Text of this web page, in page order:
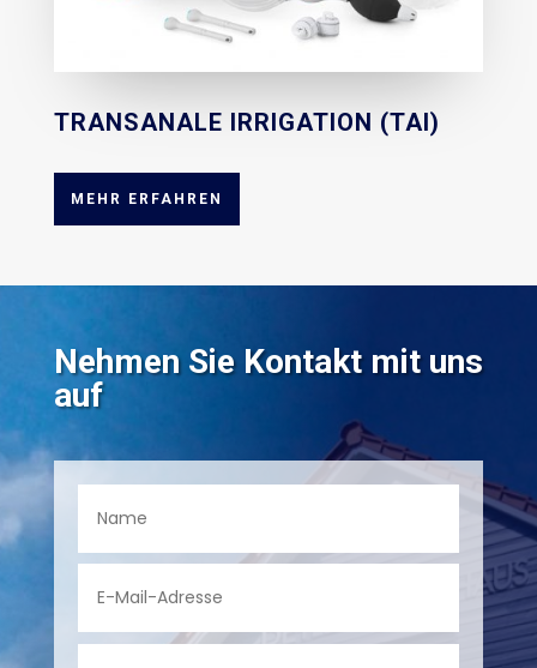
TRANSANALE IRRIGATION (TAI)
MEHR ERFAHREN
Nehmen Sie Kontakt mit uns
auf